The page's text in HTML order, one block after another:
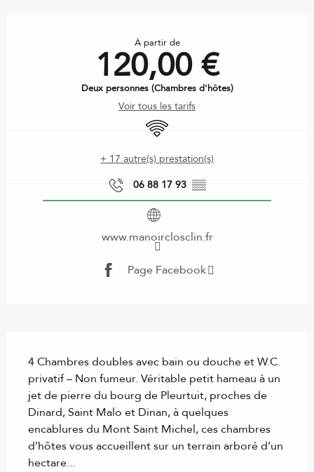
À partir de
120,00 €
Deux personnes (Chambres d'hôtes)
Voir tous les tarifs
WiFi
+ 17 autre(s) prestation(s)
06 88 17 93 ▒▒
www.manoirclosclin.fr
Page Facebook
4 Chambres doubles avec bain ou douche et W.C.
privatif – Non fumeur. Véritable petit hameau à un
jet de pierre du bourg de Pleurtuit, proches de
Dinard, Saint Malo et Dinan, à quelques
encablures du Mont Saint Michel, ces chambres
d’hôtes vous accueillent sur un terrain arboré d’un
hectare...